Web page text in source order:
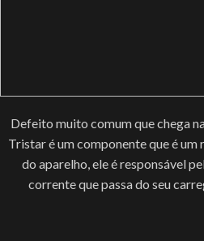
Defeito muito comum que chega
Tristar é um componente que é
do aparelho, ele é responsável
corrente que passa do seu